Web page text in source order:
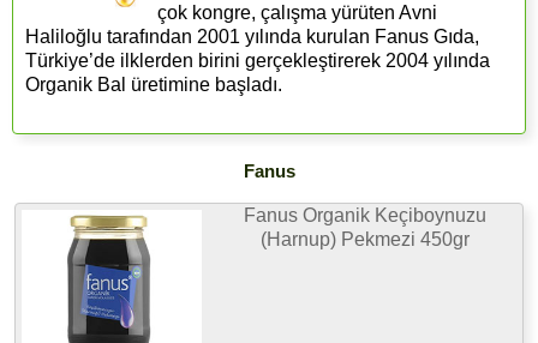
çok kongre, çalışma yürüten Avni
Haliloğlu tarafından 2001 yılında kurulan Fanus Gıda,
Türkiye’de ilklerden birini gerçekleştirerek 2004 yılında
Organik Bal üretimine başladı.
Fanus
Fanus Organik Keçiboynuzu
(Harnup) Pekmezi 450gr